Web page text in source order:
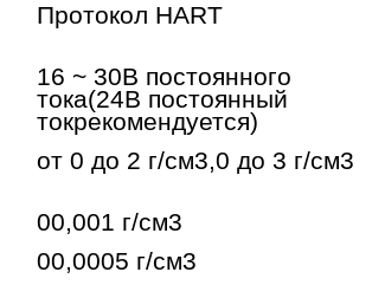
Протокол HART
16 ~ 30В постоянного
тока(24В постоянный
токрекомендуется)
от 0 до 2 г/см3,0 до 3 г/см3
00,001 г/см3
00,0005 г/см3